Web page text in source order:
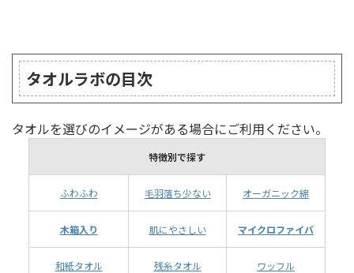
タオルラボの目次
タオルを選びのイメージがある場合にご利用ください。
特徴別で探す
ふわふわ 毛羽落ち少ない オーガニック綿
木箱入り 肌にやさしい マイクロファイバ
和紙タオル 残糸タオル ワッフル